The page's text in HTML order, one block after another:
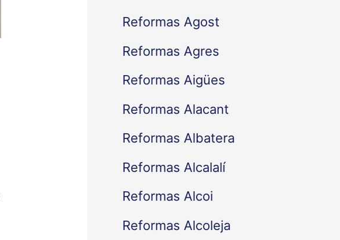
Reformas Agost
Reformas Agres
Reformas Aigües
Reformas Alacant
Reformas Albatera
Reformas Alcalalí
Reformas Alcoi
Reformas Alcoleja